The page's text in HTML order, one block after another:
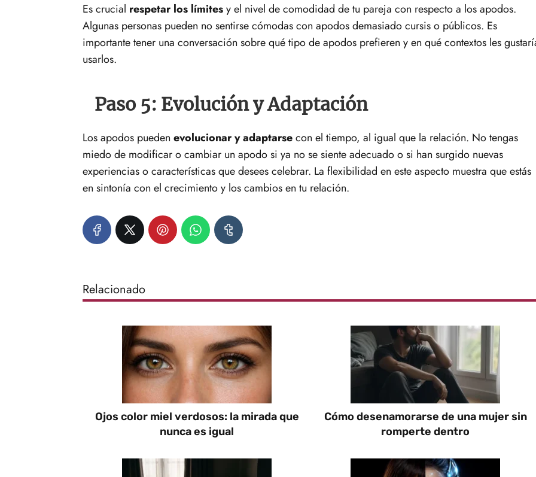
Es crucial respetar los límitesy el nivel de comodidad de tu pareja con respecto a los apodos.
Algunas personas pueden no sentirse cómodas con apodos demasiado cursis o públicos. Es
importante tener una conversación sobre qué tipo de apodos prefieren y en qué contextos les
usarlos.
Paso 5: Evolución y Adaptación
Los apodos pueden evolucionar y adaptarsecon el tiempo, al igual que la relación. No tengas
miedo de modificar o cambiar un apodo si ya no se siente adecuado o si han surgido nuevas
experiencias o características que desees celebrar. La flexibilidad en este aspecto muestra que estás
en sintonía con el crecimiento y los cambios en tu relación.
Relacionado
Ojos color miel verdosos: la mirada que
nunca es igual
Cómo desenamorarse de una mujer sin
romperte dentro